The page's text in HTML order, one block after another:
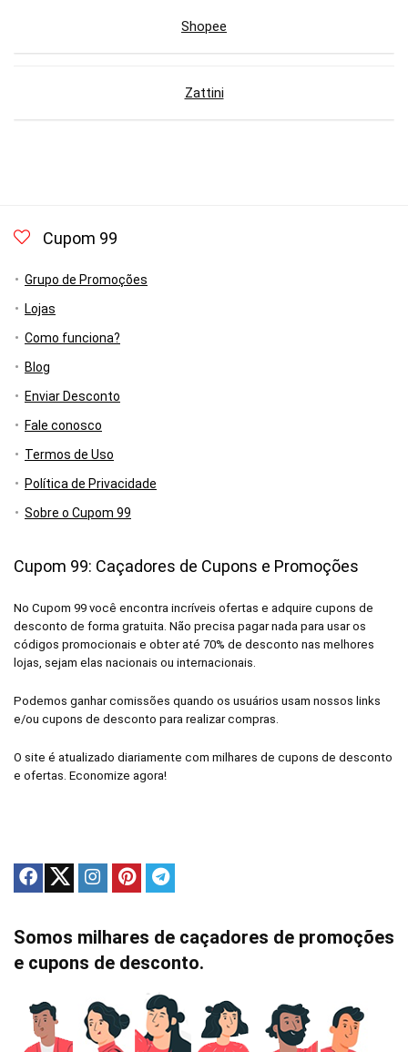
Shopee
Zattini
Cupom 99
Grupo de Promoções
Lojas
Como funciona?
Blog
Enviar Desconto
Fale conosco
Termos de Uso
Política de Privacidade
Sobre o Cupom 99
Cupom 99: Caçadores de Cupons e Promoções
No Cupom 99 você encontra incríveis ofertas e adquire cupons de
desconto de forma gratuita. Não precisa pagar nada para usar os
códigos promocionais e obter até 70% de desconto nas melhores
lojas, sejam elas nacionais ou internacionais.
Podemos ganhar comissões quando os usuários usam nossos links
e/ou cupons de desconto para realizar compras.
O site é atualizado diariamente com milhares de cupons de desconto
e ofertas. Economize agora!
Somos milhares de caçadores de promoções
e cupons de desconto.